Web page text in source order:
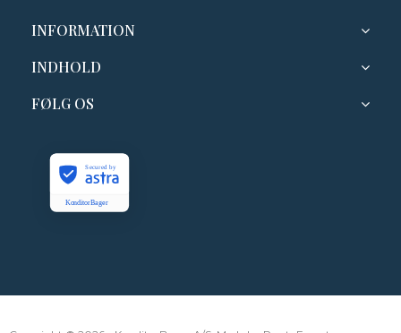
INFORMATION
INDHOLD
FØLG OS
KonditorBager
Secured by